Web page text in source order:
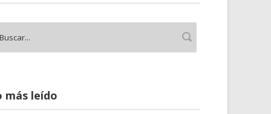
más leído